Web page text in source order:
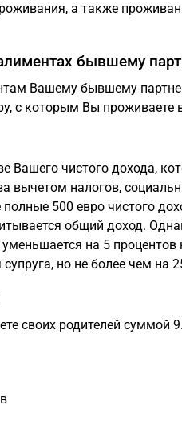
а также
бывшему
Вашему бывшему
с которым Вы проживаете
Вашего чистого дохода,
вычетом налогов,
500 евро чистого
общий доход.
на 5
но не более чем на
своих родителей суммой